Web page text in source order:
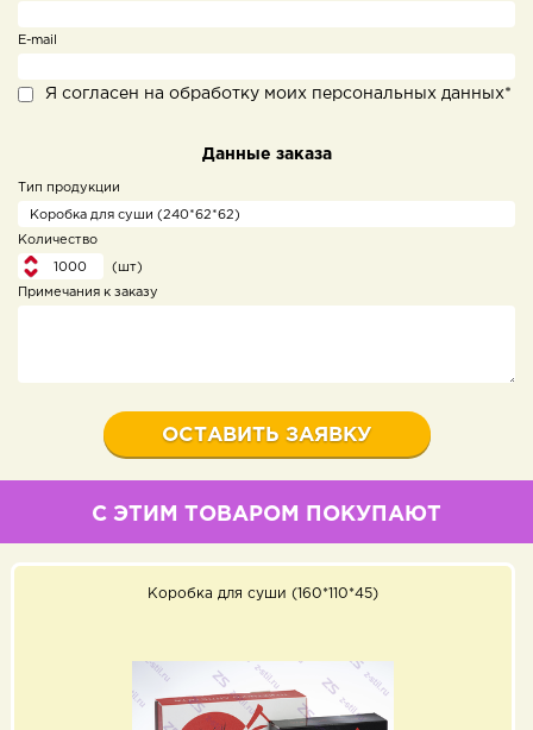
E-mail
Я согласен на обработку моих персональных данных*
Данные заказа
Тип продукции
Количество
(шт)
Примечания к заказу
С ЭТИМ ТОВАРОМ ПОКУПАЮТ
Коробка для суши (160*110*45)